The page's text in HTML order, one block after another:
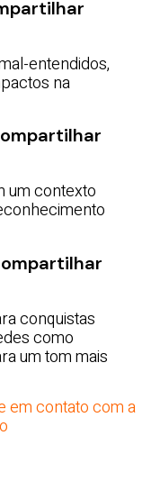
entendidos,
na
um contexto
conquistas
como
um tom mais
em contato com a